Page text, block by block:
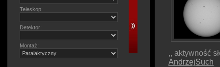
Teleskop:
Detektor:
Montaż:
,, aktywność
AndrzejSuch